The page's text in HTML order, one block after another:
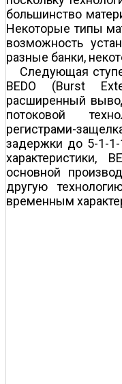
большинство
Некоторые типы
возможность
разные банки,
Следующая
BEDO (Burst
расширенный
потоковой
регистрами-
задержки до 5-1-
характеристики,
основной
другую
временным